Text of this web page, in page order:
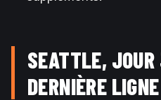
SEATTLE,
DERNIÈRE